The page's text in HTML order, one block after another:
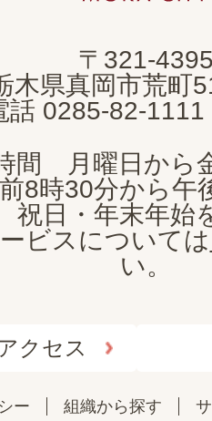
CITY
〒321-
木県真岡市荒町
話 0285-82-1111
間 月曜日から
8時30分から午
祝日・年末年始
ビスについては
い。
クセス
ー 組織から探す